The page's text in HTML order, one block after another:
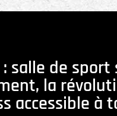
salle de sport
la
accessible à